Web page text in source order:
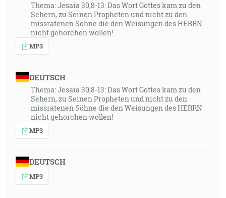
Thema: Jesaia 30,8-13: Das Wort Gottes kam zu den
Sehern, zu Seinen Propheten und nicht zu den
missratenen Söhne die den Weisungen des HERRN
nicht gehorchen wollen!
MP3
DEUTSCH
Thema: Jesaia 30,8-13: Das Wort Gottes kam zu den
Sehern, zu Seinen Propheten und nicht zu den
missratenen Söhne die den Weisungen des HERRN
nicht gehorchen wollen!
MP3
DEUTSCH
MP3